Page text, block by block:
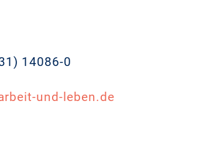
14086-0
und-leben.de